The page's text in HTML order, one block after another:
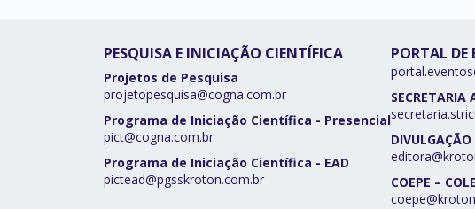
PESQUISA E INICIAÇÃO CIENTÍFICA
Projetos de Pesquisa
projetopesquisa@cogna.com.br
Programa de Iniciação Científica - Presencial
pict@cogna.com.br
Programa de Iniciação Científica - EAD
pictead@pgsskroton.com.br
PORTAL DE
DIVULGAÇÃO
COEPE –